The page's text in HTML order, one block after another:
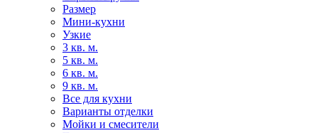
Размер
Мини-кухни
Узкие
3 кв. м.
5 кв. м.
6 кв. м.
9 кв. м.
Все для кухни
Варианты отделки
Мойки и смесители